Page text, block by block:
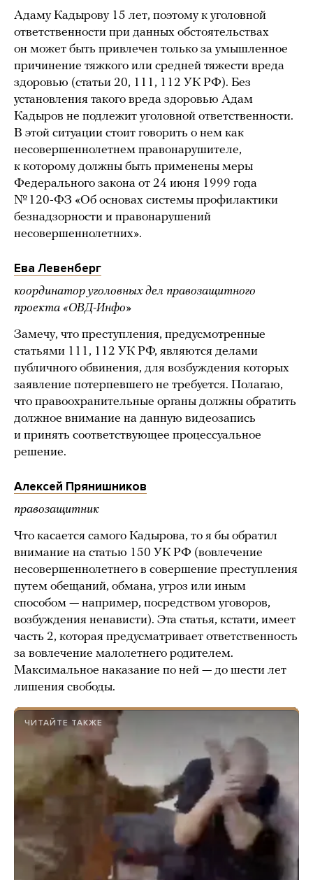
Адаму Кадырову 15 лет, поэтому к уголовной
ответственности при данных обстоятельствах
он может быть привлечен только за умышленное
причинение тяжкого или средней тяжести вреда
здоровью (статьи 20, 111, 112 УК РФ). Без
установления такого вреда здоровью Адам
Кадыров не подлежит уголовной ответственности.
В этой ситуации стоит говорить о нем как
несовершеннолетнем правонарушителе,
к которому должны быть применены меры
Федерального закона от 24 июня 1999 года
№ 120-ФЗ «Об основах системы профилактики
безнадзорности и правонарушений
несовершеннолетних».
Ева Левенберг
координатор уголовных дел правозащитного
проекта «ОВД-Инфо»
Замечу, что преступления, предусмотренные
статьями 111, 112 УК РФ, являются делами
публичного обвинения, для возбуждения которых
заявление потерпевшего не требуется. Полагаю,
что правоохранительные органы должны обратить
должное внимание на данную видеозапись
и принять соответствующее процессуальное
решение.
Алексей Прянишников
правозащитник
Что касается самого Кадырова, то я бы обратил
внимание на статью 150 УК РФ (вовлечение
несовершеннолетнего в совершение преступления
путем обещаний, обмана, угроз или иным
способом — например, посредством уговоров,
возбуждения ненависти). Эта статья, кстати, имеет
часть 2, которая предусматривает ответственность
за вовлечение малолетнего родителем.
Максимальное наказание по ней — до шести лет
лишения свободы.
ЧИТАЙТЕ ТАКЖЕ